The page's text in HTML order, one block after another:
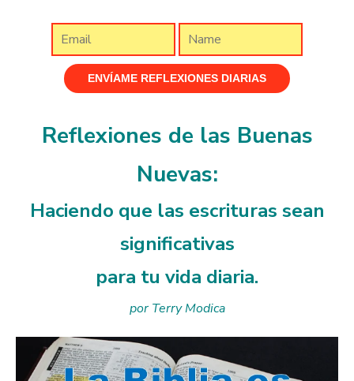
Reflexiones de las Buenas
Nuevas:
Haciendo que las escrituras sean
significativas
para tu vida diaria.
por Terry Modica